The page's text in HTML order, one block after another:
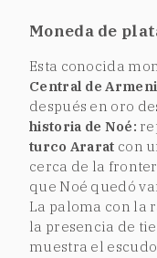
Moneda de
Esta conocida
Central de
después en oro
historia de Noé:
turco Ararat con
cerca de la
que Noé quedó
La paloma con la
la presencia de
muestra el